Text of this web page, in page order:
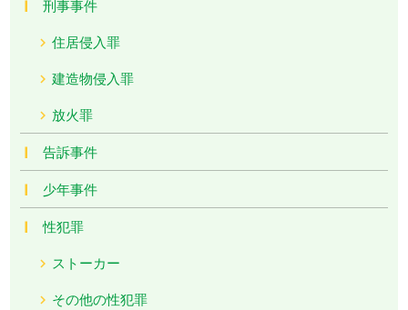
刑事事件
住居侵入罪
建造物侵入罪
放火罪
告訴事件
少年事件
性犯罪
ストーカー
その他の性犯罪